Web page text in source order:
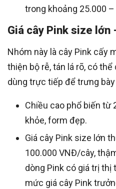
trong khoảng 25.000
Giá cây Pink size lớn
Nhóm này là cây Pink cấy
thiện bộ rễ, tán lá rõ, có
dùng trực tiếp để trưng
Chiều cao phổ biến từ
khỏe, form đẹp.
Giá cây Pink size lớn
100.000 VNĐ/cây,
dòng Pink có giá trị
mức giá cây Pink